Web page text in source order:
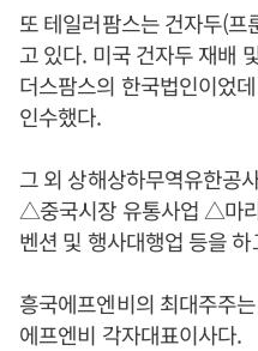
또 테일러팜스는 건자두(프
고 있다. 미국 건자두 재배
더스팜스의 한국법인이었
인수했다.
그 외 상해상하무역유한공
△중국시장 유통사업 △마
벤션 및 행사대행업 등을
흥국에프엔비의 최대주주는
에프엔비 각자대표이사다.